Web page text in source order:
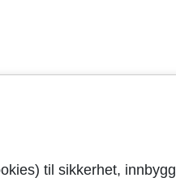
til sikkerhet,